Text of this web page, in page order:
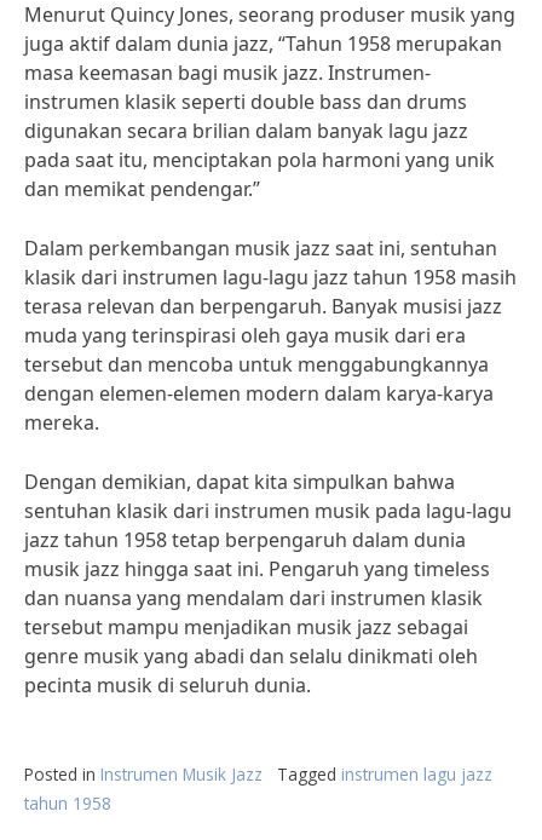
Menurut Quincy Jones, seorang produser musik yang
juga aktif dalam dunia jazz, “Tahun 1958 merupakan
masa keemasan bagi musik jazz. Instrumen-
instrumen klasik seperti double bass dan drums
digunakan secara brilian dalam banyak lagu jazz
pada saat itu, menciptakan pola harmoni yang unik
dan memikat pendengar.”
Dalam perkembangan musik jazz saat ini, sentuhan
klasik dari instrumen lagu-lagu jazz tahun 1958 masih
terasa relevan dan berpengaruh. Banyak musisi jazz
muda yang terinspirasi oleh gaya musik dari era
tersebut dan mencoba untuk menggabungkannya
dengan elemen-elemen modern dalam karya-karya
mereka.
Dengan demikian, dapat kita simpulkan bahwa
sentuhan klasik dari instrumen musik pada lagu-lagu
jazz tahun 1958 tetap berpengaruh dalam dunia
musik jazz hingga saat ini. Pengaruh yang timeless
dan nuansa yang mendalam dari instrumen klasik
tersebut mampu menjadikan musik jazz sebagai
genre musik yang abadi dan selalu dinikmati oleh
pecinta musik di seluruh dunia.
Posted in Instrumen Musik Jazz Tagged instrumen lagu jazz
tahun 1958